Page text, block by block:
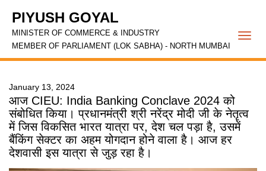
PIYUSH GOYAL
MINISTER OF COMMERCE & INDUSTRY
MEMBER OF PARLIAMENT (LOK SABHA) - NORTH MUMBAI
January 13, 2024
आज CIEU: India Banking Conclave 2024 को
संबोधित किया। प्रधानमंत्री श्री नरेंद्र मोदी जी के नेतृत्व
में जिस विकसित भारत यात्रा पर, देश चल पड़ा है, उसमें
बैंकिंग सेक्टर का अहम योगदान होने वाला है। आज हर
देशवासी इस यात्रा से जुड़ रहा है।